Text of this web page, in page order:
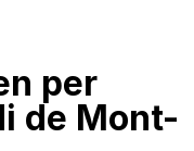
per
de Mont-